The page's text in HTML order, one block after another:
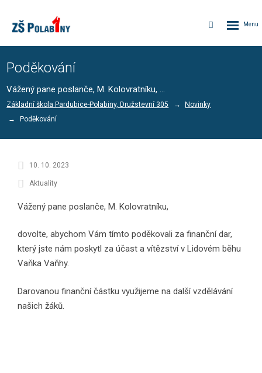
Vyhledávání
Poděkování
Vážený pane poslanče, M. Kolovratníku, ...
Základní škola Pardubice-Polabiny, Družstevní 305
Novinky
Poděkování
10. 10. 2023
Aktuality
Vážený pane poslanče, M. Kolovratníku,
dovolte, abychom Vám tímto poděkovali za finanční dar,
který jste nám poskytl za účast a vítězství v Lidovém běhu
Vaňka Vaňhy.
Darovanou finanční částku využijeme na další vzdělávání
našich žáků.